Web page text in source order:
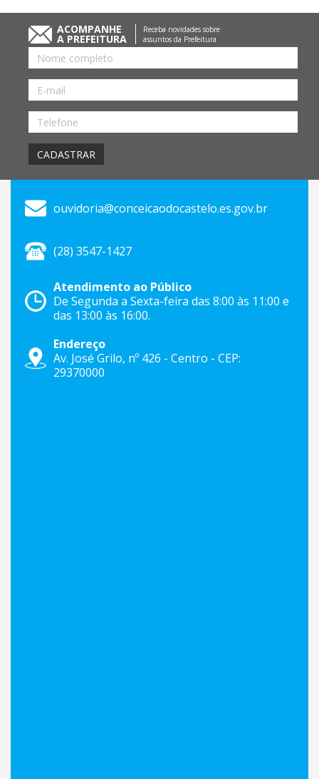
ACOMPANHE
A PREFEITURA
Receba novidades sobre
assuntos da Prefeitura
mail
CADASTRAR
ouvidoria@conceicaodocastelo.es.gov.br
(28) 3547-1427
Atendimento ao Público
De Segunda a Sexta-feira das 8:00 às 11:00 e
das 13:00 às 16:00.
Endereço
Av. José Grilo, nº 426 - Centro - CEP:
29370000